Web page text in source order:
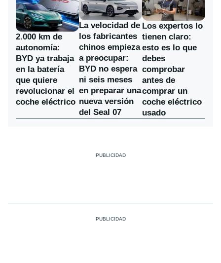
2.000 km de
autonomía:
BYD ya trabaja
en la batería
que quiere
revolucionar el
coche eléctrico
La velocidad de
los fabricantes
chinos empieza
a preocupar:
BYD no espera
ni seis meses
en preparar una
nueva versión
del Seal 07
Los expertos lo
tienen claro:
esto es lo que
debes
comprobar
antes de
comprar un
coche eléctrico
usado